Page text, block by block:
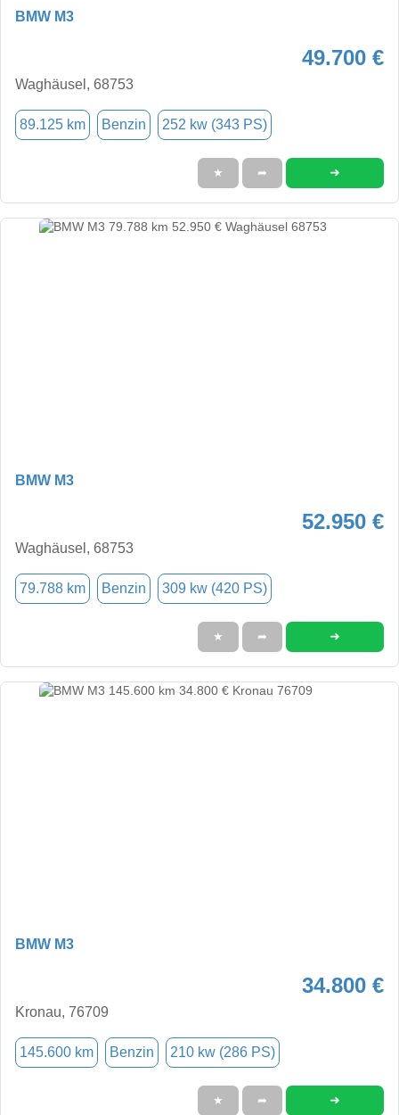
BMW M3
49.700 €
Waghäusel, 68753
89.125 km Benzin 252 kw (343 PS)
★ ➦ ➜
BMW M3
52.950 €
Waghäusel, 68753
79.788 km Benzin 309 kw (420 PS)
★ ➦ ➜
BMW M3
34.800 €
Kronau, 76709
145.600 km Benzin 210 kw (286 PS)
★ ➦ ➜